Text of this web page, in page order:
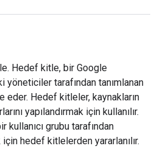
Hedef kitle, bir Google
yöneticiler tarafından tanımlanan
eder. Hedef kitleler, kaynakların
yapılandırmak için kullanılır.
kullanıcı grubu tarafından
hedef kitlelerden yararlanılır.